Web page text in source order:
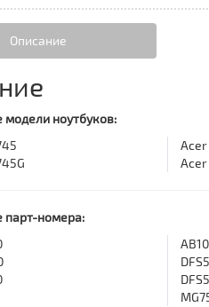
Описание
ноутбуков:
Acer
Acer
номера: